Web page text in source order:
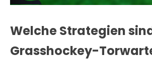
Welche Strategien
Grasshockey-